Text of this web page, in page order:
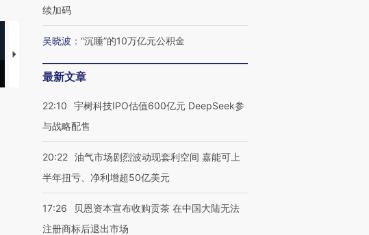
【推广】走进第四届链博
会，让数智科技“链”接产
【特别呈现】寻找100种
CFO：不靠规模取胜，华
续加码
吴晓波 ： “沉睡”的10万亿元公积金
最新文章
22:10
宇树科技IPO估值600亿元 DeepSeek参
与战略配售
20:22 油气市场剧烈波动现套利空间 嘉能可上
半年扭亏、净利增超50亿美元
17:26
贝恩资本宣布收购贡茶 在中国大陆无法
注册商标后退出市场